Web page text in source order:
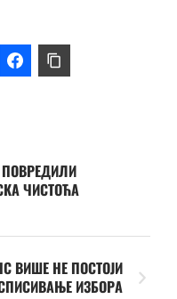
ЧИСТОЋА
ВИШЕ НЕ ПОСТОЈИ
ИЗБОРА